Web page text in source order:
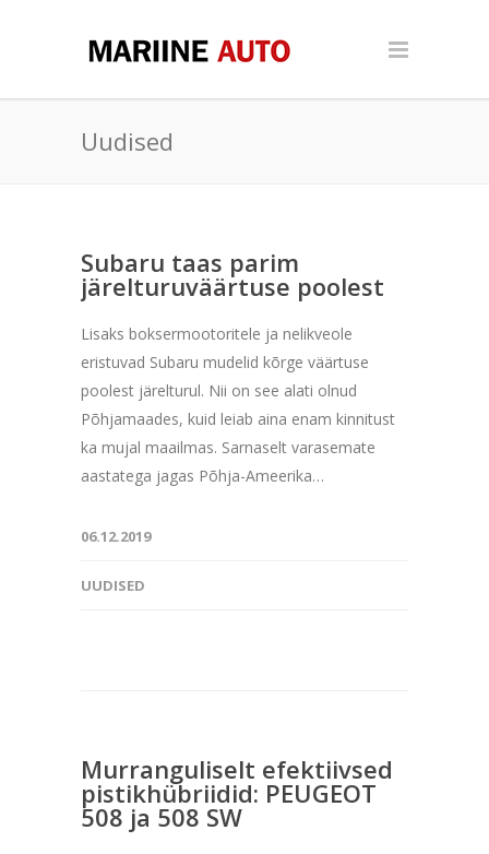
Uudised
Subaru taas parim
järelturuväärtuse poolest
Lisaks boksermootoritele ja nelikveole
eristuvad Subaru mudelid kõrge väärtuse
poolest järelturul. Nii on see alati olnud
Põhjamaades, kuid leiab aina enam kinnitust
ka mujal maailmas. Sarnaselt varasemate
aastatega jagas Põhja-Ameerika…
06.12.2019
UUDISED
Murranguliselt efektiivsed
pistikhübriidid: PEUGEOT
508 ja 508 SW